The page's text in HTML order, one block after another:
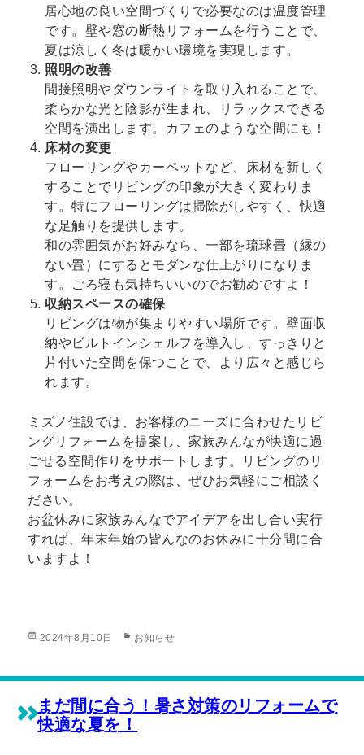
居心地の良い空間づくりで必要なのは温度管理
です。壁や窓の断熱リフォームを行うことで、
夏は涼しく冬は暖かい環境を実現します。
照明の改善
間接照明やダウンライトを取り入れることで、
柔らかな光と陰影が生まれ、リラックスできる
空間を演出します。カフェのような空間にも！
床材の変更
フローリングやカーペットなど、床材を新しく
することでリビングの印象が大きく変わりま
す。特にフローリングは掃除がしやすく、快適
な足触りを提供します。
和の雰囲気がお好みなら、一部を琉球畳（縁の
ない畳）にするとモダンな仕上がりになりま
す。ごろ寝も気持ちいいのでお勧めですよ！
収納スペースの確保
リビングは物が集まりやすい場所です。壁面収
納やビルトインシェルフを導入し、すっきりと
片付いた空間を保つことで、より広々と感じら
れます。
ミズノ住設では、お客様のニーズに合わせたリビ
ングリフォームを提案し、家族みんなが快適に過
ごせる空間作りをサポートします。リビングのリ
フォームをお考えの際は、ぜひお気軽にご相談く
ださい。
お盆休みに家族みんなでアイデアを出し合い実行
すれば、年末年始の皆んなのお休みに十分間に合
いますよ！
投
2024年8月10日
カ
リ
お知らせ
まだ間に合う！暑さ対策のリフォームで
快適な夏を！